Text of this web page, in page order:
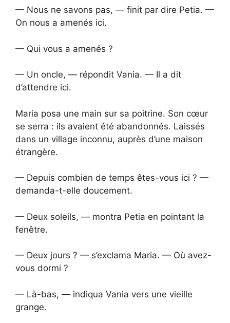
— Nous ne savons pas, — finit par dire Petia. —
On nous a amenés ici.
— Qui vous a amenés ?
— Un oncle, — répondit Vania. — Il a dit
d’attendre ici.
Maria posa une main sur sa poitrine. Son cœur
se serra : ils avaient été abandonnés. Laissés
dans un village inconnu, auprès d’une maison
étrangère.
— Depuis combien de temps êtes-vous ici ? —
demanda-t-elle doucement.
— Deux soleils, — montra Petia en pointant la
fenêtre.
— Deux jours ? — s’exclama Maria. — Où avez-
vous dormi ?
— Là-bas, — indiqua Vania vers une vieille
grange.